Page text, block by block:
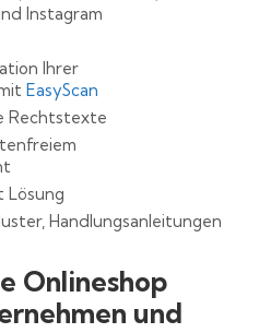
Instagram
Ihrer
EasyScan
Rechtstexte
Lösung
Handlungsanleitungen
Onlineshop
und